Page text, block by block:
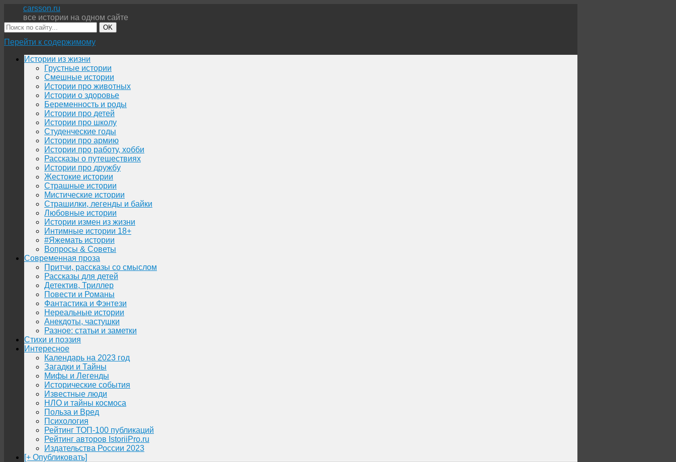
carsson.ru
все истории на одном сайте
OK
Перейти к содержимому
Истории из жизни
Грустные истории
Смешные истории
Истории про животных
Истории о здоровье
Беременность и роды
Истории про детей
Истории про школу
Студенческие годы
Истории про армию
Истории про работу, хобби
Рассказы о путешествиях
Истории про дружбу
Жестокие истории
Страшные истории
Мистические истории
Страшилки, легенды и байки
Любовные истории
Истории измен из жизни
Интимные истории 18+
#Яжемать истории
Вопросы & Советы
Современная проза
Притчи, рассказы со смыслом
Рассказы для детей
Детектив, Триллер
Повести и Романы
Фантастика и Фэнтези
Нереальные истории
Анекдоты, частушки
Разное: статьи и заметки
Стихи и поэзия
Интересное
Календарь на 2023 год
Загадки и Тайны
Мифы и Легенды
Исторические события
Известные люди
НЛО и тайны космоса
Польза и Вред
Психология
Рейтинг ТОП-100 публикаций
Рейтинг авторов IstoriiPro.ru
Издательства России 2023
[+ Опубликовать]